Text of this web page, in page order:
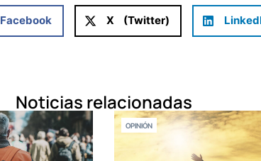
Facebook X (Twitter)
Noticias relacionadas
OPINIÓN